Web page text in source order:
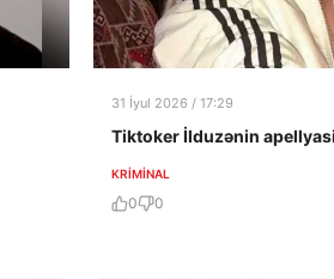
31 İyul 2026 / 17:29
Tiktoker İlduzənin
KRIMINAL
0 0